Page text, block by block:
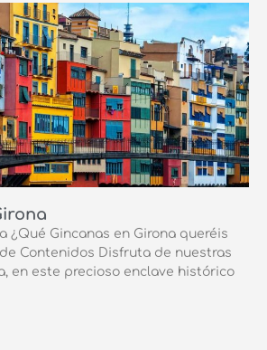
¿Qué Gincanas en Girona queréis
Contenidos Disfruta de nuestras
en este precioso enclave histórico